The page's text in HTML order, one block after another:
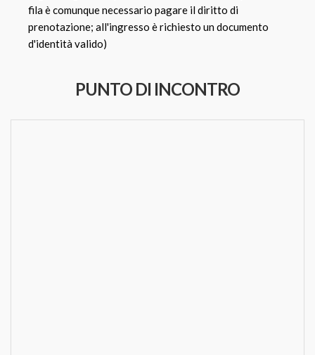
fila è comunque necessario pagare il diritto di
prenotazione; all'ingresso è richiesto un documento
d'identità valido)
PUNTO DI INCONTRO